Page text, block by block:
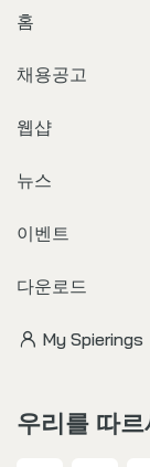
홈
채용공고
웹샵
뉴스
이벤트
다운로드
My Spierings
우리를 따